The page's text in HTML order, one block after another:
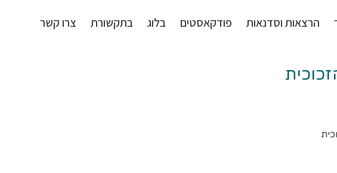
הרצאות וסדנאות פודקאסטים בלוג בתקשורת צרו קשר